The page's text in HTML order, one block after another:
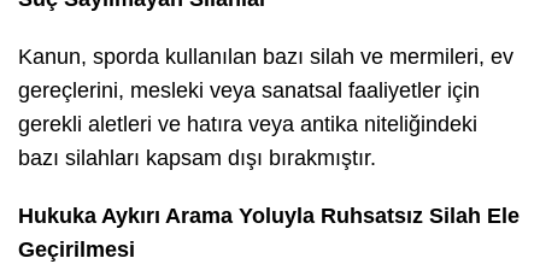
Kanun, sporda kullanılan bazı silah ve mermileri, ev
gereçlerini, mesleki veya sanatsal faaliyetler için
gerekli aletleri ve hatıra veya antika niteliğindeki
bazı silahları kapsam dışı bırakmıştır.
Hukuka Aykırı Arama Yoluyla Ruhsatsız Silah Ele
Geçirilmesi